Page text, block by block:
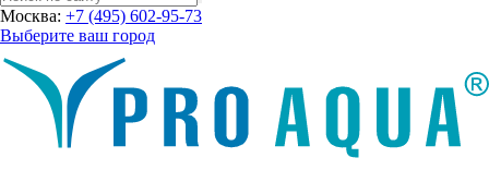
Москва: +7 (495) 602-95-73
Выберите ваш город